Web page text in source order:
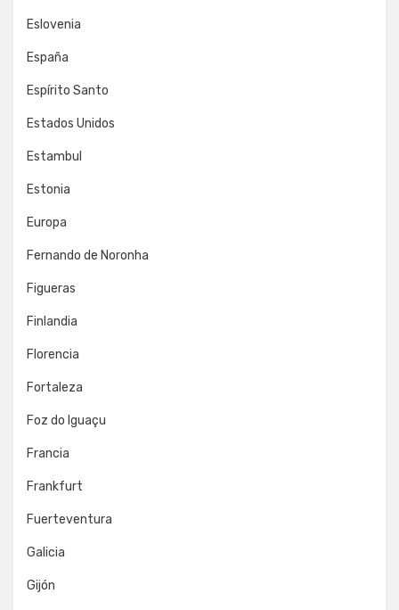
Eslovenia
España
Espírito Santo
Estados Unidos
Estambul
Estonia
Europa
Fernando de Noronha
Figueras
Finlandia
Florencia
Fortaleza
Foz do Iguaçu
Francia
Frankfurt
Fuerteventura
Galicia
Gijón